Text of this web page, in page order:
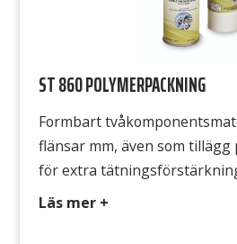
ST 860 POLYMERPACKNING
Formbart
flänsar mm, även som
för extra
extremt tunna
Läs mer +